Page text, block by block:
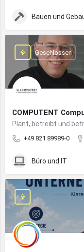
Bauen und
COMPUTENT
+49 821 89989-0
Geschlossen
Büro und IT